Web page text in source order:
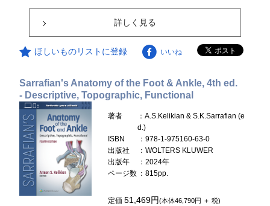
詳しく見る
ほしいものリストに登録 いいね
Sarrafian's Anatomy of the Foot & Ankle, 4th ed.
- Descriptive, Topographic, Functional
著者
：A.S.Kelikian & S.K.Sarrafian (e
d.)
ISBN
：978-1-975160-63-0
出版社
：WOLTERS KLUWER
出版年
：2024年
ページ数 ：815pp.
定価51,469円(本体46,790円 ＋ 税)